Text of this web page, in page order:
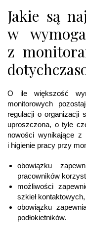
Jakie są
w
z
O ile większość
monitorowych
regulacji o organizacji
uproszczona, o tyle
nowości wynikające z
i higienie pracy przy
obowiązku
pracowników
możliwości
szkieł kontaktowych,
obowiązku
podłokietników.